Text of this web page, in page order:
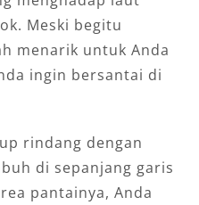
Meski begitu
menarik untuk Anda
ingin bersantai di
rindang dengan
di sepanjang garis
pantainya, Anda